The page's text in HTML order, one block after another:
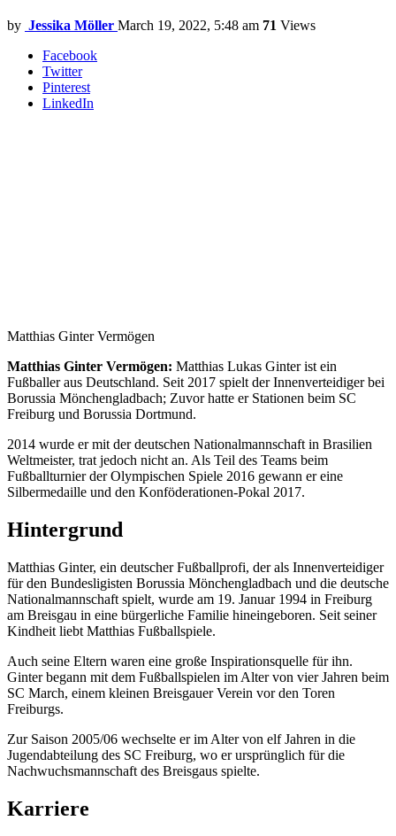
by Jessika Möller March 19, 2022, 5:48 am 71 Views
Facebook
Twitter
Pinterest
LinkedIn
Matthias Ginter Vermögen
Matthias Ginter Vermögen: Matthias Lukas Ginter ist ein
Fußballer aus Deutschland. Seit 2017 spielt der Innenverteidiger bei
Borussia Mönchengladbach; Zuvor hatte er Stationen beim SC
Freiburg und Borussia Dortmund.
2014 wurde er mit der deutschen Nationalmannschaft in Brasilien
Weltmeister, trat jedoch nicht an. Als Teil des Teams beim
Fußballturnier der Olympischen Spiele 2016 gewann er eine
Silbermedaille und den Konföderationen-Pokal 2017.
Hintergrund
Matthias Ginter, ein deutscher Fußballprofi, der als Innenverteidiger
für den Bundesligisten Borussia Mönchengladbach und die deutsche
Nationalmannschaft spielt, wurde am 19. Januar 1994 in Freiburg
am Breisgau in eine bürgerliche Familie hineingeboren. Seit seiner
Kindheit liebt Matthias Fußballspiele.
Auch seine Eltern waren eine große Inspirationsquelle für ihn.
Ginter begann mit dem Fußballspielen im Alter von vier Jahren beim
SC March, einem kleinen Breisgauer Verein vor den Toren
Freiburgs.
Zur Saison 2005/06 wechselte er im Alter von elf Jahren in die
Jugendabteilung des SC Freiburg, wo er ursprünglich für die
Nachwuchsmannschaft des Breisgaus spielte.
Karriere